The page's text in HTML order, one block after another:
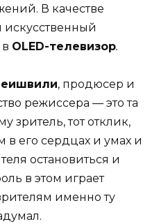
В качестве
OLED-телевизор.
, продюсер и
режиссера — это та
зритель, тот отклик,
его сердцах и умах и
остановиться и
в этом играет
именно ту